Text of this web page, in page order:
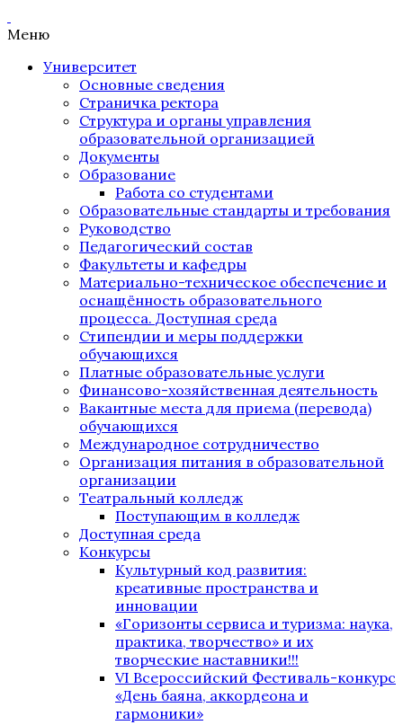
Меню
Университет
Основные сведения
Страничка ректора
Структура и органы управления
образовательной организацией
Документы
Образование
Работа со студентами
Образовательные стандарты и требования
Руководство
Педагогический состав
Факультеты и кафедры
Материально-техническое обеспечение и
оснащённость образовательного
процесса. Доступная среда
Стипендии и меры поддержки
обучающихся
Платные образовательные услуги
Финансово-хозяйственная деятельность
Вакантные места для приема (перевода)
обучающихся
Международное сотрудничество
Организация питания в образовательной
организации
Театральный колледж
Поступающим в колледж
Доступная среда
Конкурсы
Культурный код развития:
креативные пространства и
инновации
«Горизонты сервиса и туризма: наука,
практика, творчество» и их
творческие наставники!!!
VI Всероссийский Фестиваль-конкурс
«День баяна, аккордеона и
гармоники»